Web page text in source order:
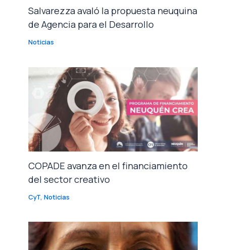
Salvarezza avaló la propuesta neuquina
de Agencia para el Desarrollo
Noticias
COPADE avanza en el financiamiento
del sector creativo
CyT,Noticias